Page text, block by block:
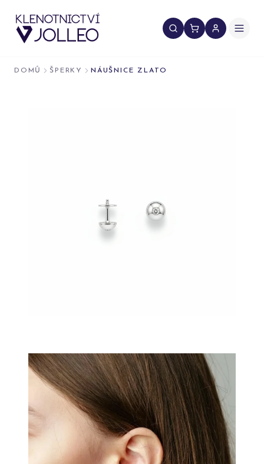
DOMŮ ŠPERKY NÁUŠNICE ZLATO